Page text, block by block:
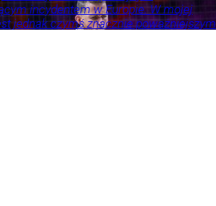
incydentem w Europie. W mojej
jednak czymś znacznie